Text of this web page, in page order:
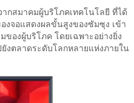
กสมาคมผู้บริโภคเทคโนโลยี ที่ได้
จอแสดงผลขั้นสูงของซัมซุง เข้า
องผู้บริโภค โดยเฉพาะอย่างยิ่ง
งตลาดระดับโลกหลายแห่งภายใน